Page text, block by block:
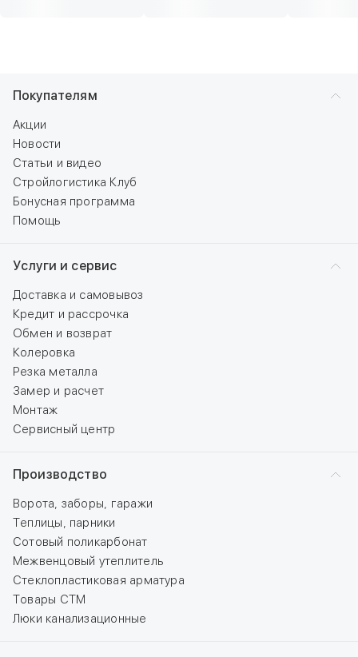
Покупателям
Акции
Новости
Статьи и видео
Стройлогистика Клуб
Бонусная программа
Помощь
Услуги и сервис
Доставка и самовывоз
Кредит и рассрочка
Обмен и возврат
Колеровка
Резка металла
Замер и расчет
Монтаж
Сервисный центр
Производство
Ворота, заборы, гаражи
Теплицы, парники
Сотовый поликарбонат
Межвенцовый утеплитель
Стеклопластиковая арматура
Товары СТМ
Люки канализационные